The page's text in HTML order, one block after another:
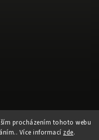
procházením tohoto webu
Více informací zde.